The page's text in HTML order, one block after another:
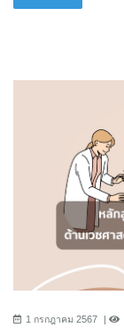
1 กรกฎาคม 2567